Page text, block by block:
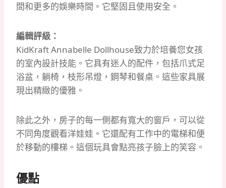
間和更多的娛樂時間。 它堅固且使用安全。
編輯評級：
KidKraft Annabelle Dollhouse致力於培養您女孩
的室內設計技能。 它具有迷人的配件，包括爪式足
浴盆，躺椅，枝形吊燈，鋼琴和餐桌。 這些家具展
現出精緻的優雅。
除此之外，房子的每一側都有寬大的窗戶，可以從
不同角度觀看洋娃娃。 它還配有工作中的電梯和便
於移動的樓梯。 這個玩具會點亮孩子臉上的笑容。
優點